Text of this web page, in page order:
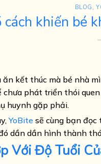
BLOG ,
cách khiến bé
kết thúc mà bé nhà
phát triển thói
huynh gặp phải.
YoBite sẽ cùng bạn đọc
dần dần hình thành
Với Độ Tuổi